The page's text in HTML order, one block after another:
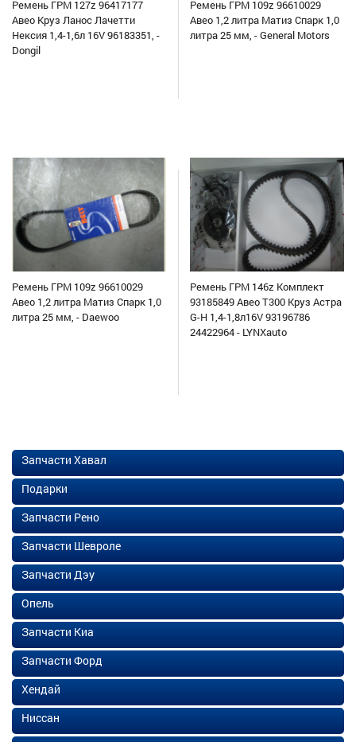
Ремень ГРМ 127z 96417177
Авео Круз Ланос Лачетти
Нексия 1,4-1,6л 16V 96183351, -
Dongil
Ремень ГРМ 109z 96610029
Авео 1,2 литра Матиз Спарк 1,0
литра 25 мм, - General Motors
Ремень ГРМ 109z 96610029
Авео 1,2 литра Матиз Спарк 1,0
литра 25 мм, - Daewoo
Ремень ГРМ 146z Комплект
93185849 Авео Т300 Круз Астра
G-H 1,4-1,8л16V 93196786
24422964 - LYNXauto
Запчасти Хавал
Подарки
Запчасти Рено
Запчасти Шевроле
Запчасти Дэу
Опель
Запчасти Киа
Запчасти Форд
Хендай
Ниссан